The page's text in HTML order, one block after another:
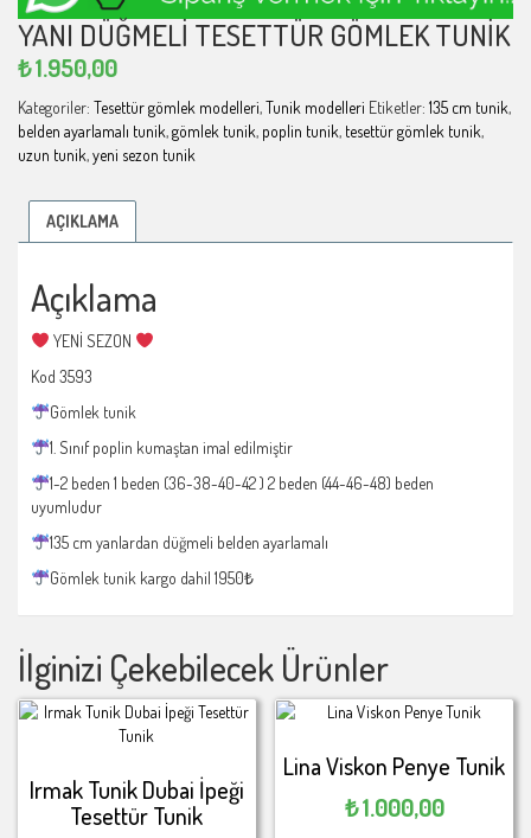
YANI DÜĞMELI TESETTÜR GÖMLEK TUNIK
₺1.950,00
Kategoriler: Tesettür gömlek modelleri,Tunik modelleri Etiketler: 135 cm tunik,
belden ayarlamalı tunik,gömlek tunik, poplin tunik, tesettür gömlek tunik,
uzun tunik,yeni sezon tunik
AÇIKLAMA
Açıklama
YENİ SEZON
Kod 3593
Gömlek tunik
1. Sınıf poplin kumaştan imal edilmiştir
1-2 beden 1 beden (36-38-40-42 ) 2 beden (44-46-48) beden
uyumludur
135 cm yanlardan düğmeli belden ayarlamalı
Gömlek tunik kargo dahil 1950₺
İlginizi Çekebilecek Ürünler
Irmak Tunik Dubai İpeği
Tesettür Tunik
Lina Viskon Penye Tunik
₺1.000,00